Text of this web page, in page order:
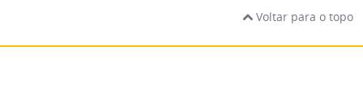
Voltar para o topo